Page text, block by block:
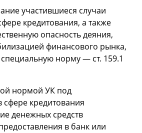
участившиеся случаи
кредитования, а также
опасность деяния,
финансового рынка,
норму — ст. 159.1
нормой УК под
кредитования
денежных средств
в банк или